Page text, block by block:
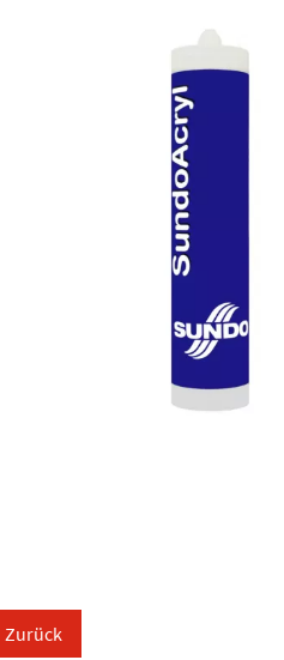
Zurück